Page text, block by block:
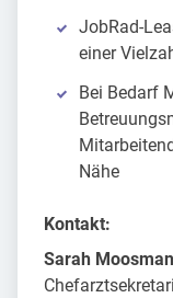
JobRad-
einer
Bei Bedarf
Nähe
Kontakt:
Sarah